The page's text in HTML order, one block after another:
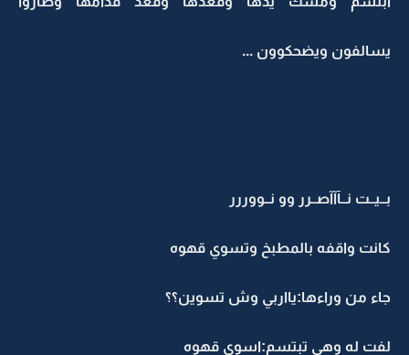
يسالفون ويضحكوون ...
بــيــت نــآآآصــرر وو نــووررر
كانت واقفه بالمطبخ وتسوي قهوه
جاء من وراءها:يااربي وش تسوين؟؟
لفت له وهي تبتسم:اسوي قهوه